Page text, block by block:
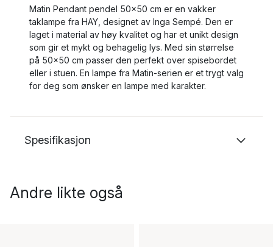
Matin Pendant pendel 50x50 cm er en vakker
taklampe fra HAY, designet av Inga Sempé. Den er
laget i material av høy kvalitet og har et unikt design
som gir et mykt og behagelig lys. Med sin størrelse
på 50x50 cm passer den perfekt over spisebordet
eller i stuen. En lampe fra Matin-serien er et trygt valg
for deg som ønsker en lampe med karakter.
Spesifikasjon
Andre likte også